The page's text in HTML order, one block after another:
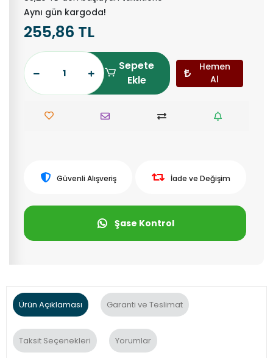
Aynı gün kargoda!
255,86 TL
Sepete
Ekle
Hemen
Al
Güvenli Alışveriş İade ve Değişim
Şase Kontrol
Ürün Açıklaması Garanti ve Teslimat
Taksit Seçenekleri Yorumlar